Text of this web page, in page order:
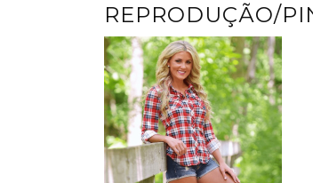
REPRODUÇÃO/